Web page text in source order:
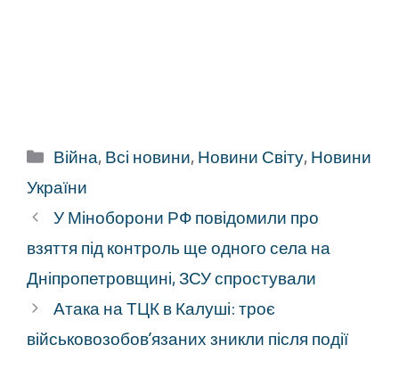
Категорії
Війна, Всі новини, Новини Світу, Новини
України
У Міноборони РФ повідомили про
взяття під контроль ще одного села на
Дніпропетровщині, ЗСУ спростували
Атака на ТЦК в Калуші: троє
військовозобов’язаних зникли після події